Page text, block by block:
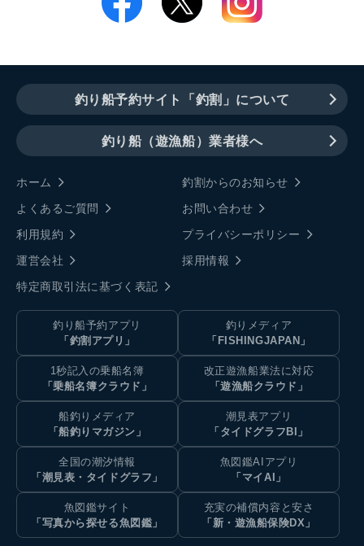
釣り船予約サイト「釣割」について
釣り船（遊漁船）業者様へ
ホーム
釣割からのお知らせ
よくあるご質問
お問い合わせ
利用規約
プライバシーポリシー
運営会社
採用情報
特定商取引法に基づく表記
釣り船予約アプリ
「釣割アプリ」
釣りメディア
「FISHINGJAPAN」
1秒記入の乗船名簿
「乗船名簿クラウド」
改正遊漁船業法に対応
「遊漁船クラウド」
船釣りメディア
「船釣りマガジン」
潮見表アプリ
「タイドグラフBI」
全国の潮汐情報
「潮見表・タイドグラフ」
魚図鑑AIアプリ
「マイAI」
魚図鑑サイト
「写真から探せる魚図鑑」
充実の補償内容と安さ
「新・遊漁船保険DX」